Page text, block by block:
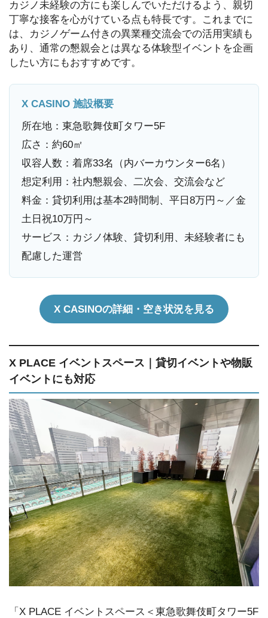
カジノ未経験の方にも楽しんでいただけるよう、親切
丁寧な接客を心がけている点も特長です。これまでに
は、カジノゲーム付きの異業種交流会での活用実績も
あり、通常の懇親会とは異なる体験型イベントを企画
したい方にもおすすめです。
X CASINO 施設概要
所在地：東急歌舞伎町タワー5F
広さ：約60㎡
収容人数：着席33名（内バーカウンター6名）
想定利用：社内懇親会、二次会、交流会など
料金：貸切利用は基本2時間制、平日8万円～／金
土日祝10万円～
サービス：カジノ体験、貸切利用、未経験者にも
配慮した運営
X CASINOの詳細・空き状況を見る
X PLACE イベントスペース｜貸切イベントや物販
イベントにも対応
「X PLACE イベントスペース＜東急歌舞伎町タワー5F